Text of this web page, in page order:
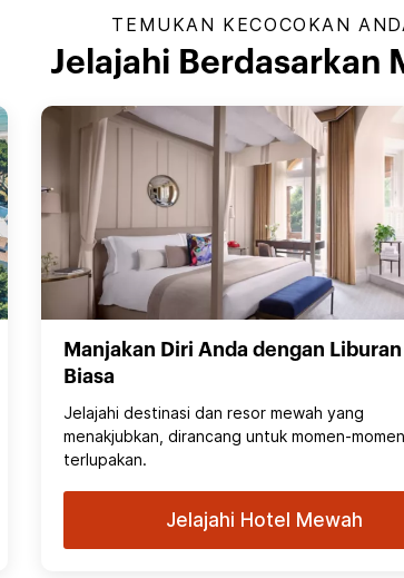
TEMUKAN KECOCOKAN
Jelajahi Berdasarkan
Manjakan Diri Anda dengan
Biasa
Jelajahi destinasi dan resor mewah yang
menakjubkan, dirancang untuk momen-
terlupakan.
Jelajahi Hotel Mewah